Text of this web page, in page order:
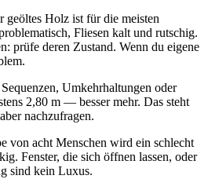
geöltes Holz ist für die meisten
Fliesen kalt und rutschig.
prüfe deren Zustand. Wenn du eigene
Umkehrhaltungen oder
2,80 m — besser mehr. Das steht
nachzufragen.
von acht Menschen wird ein schlecht
Fenster, die sich öffnen lassen, oder
sind kein Luxus.